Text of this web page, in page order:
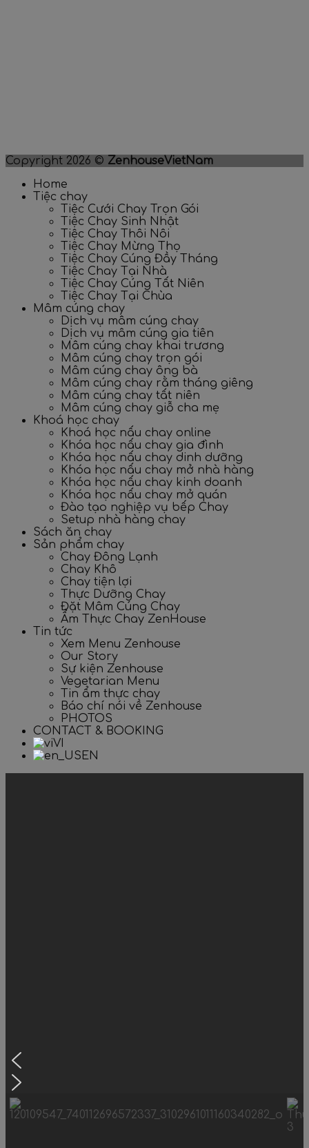
Copyright 2026 © ZenhouseVietNam
Home
Tiệc chay
Tiệc Cưới Chay Trọn Gói
Tiệc Chay Sinh Nhật
Tiệc Chay Thôi Nôi
Tiệc Chay Mừng Thọ
Tiệc Chay Cúng Đầy Tháng
Tiệc Chay Tại Nhà
Tiệc Chay Cúng Tất Niên
Tiệc Chay Tại Chùa
Mâm cúng chay
Dịch vụ mâm cúng chay
Dịch vụ mâm cúng gia tiên
Mâm cúng chay khai trương
Mâm cúng chay trọn gói
Mâm cúng chay ông bà
Mâm cúng chay rằm tháng giêng
Mâm cúng chay tất niên
Mâm cúng chay giỗ cha mẹ
Khoá học chay
Khoá học nấu chay online
Khóa học nấu chay gia đình
Khóa học nấu chay dinh dưỡng
Khóa học nấu chay mở nhà hàng
Khóa học nấu chay kinh doanh
Khóa học nấu chay mở quán
Đào tạo nghiệp vụ bếp Chay
Setup nhà hàng chay
Sách ăn chay
Sản phẩm chay
Chay Đông Lạnh
Chay Khô
Chay tiện lợi
Thực Dưỡng Chay
Đặt Mâm Cúng Chay
Ẩm Thực Chay ZenHouse
Tin tức
Xem Menu Zenhouse
Our Story
Sự kiện Zenhouse
Vegetarian Menu
Tin ẩm thực chay
Báo chí nói về Zenhouse
PHOTOS
CONTACT & BOOKING
VI
EN